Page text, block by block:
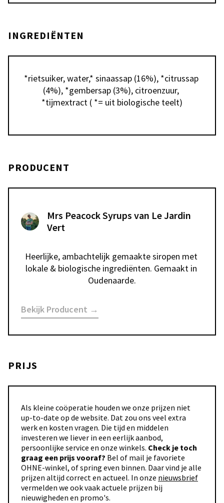
INGREDIËNTEN
*rietsuiker, water,* sinaassap (16%), *citrussap
(4%), *gembersap (3%), citroenzuur,
*tijmextract ( *= uit biologische teelt)
PRODUCENT
Mrs Peacock Syrups van Le Jardin
Vert
Heerlijke, ambachtelijk gemaakte siropen met
lokale & biologische ingrediënten. Gemaakt in
Oudenaarde.
Bekijk Producent →
PRIJS
Als kleine coöperatie houden we onze prijzen niet
up-to-date op de website. Dat zou ons veel extra
werk en kosten vragen. Die tijd en middelen
investeren we liever in een eerlijk aanbod,
persoonlijke service en onze winkels. Check je toch
graag een prijs vooraf? Bel of mail je favoriete
OHNE-winkel, of spring even binnen. Daar vind je alle
prijzen altijd correct en actueel. In onze nieuwsbrief
vermelden we ook vaak actuele prijzen bij
nieuwigheden en promo's.